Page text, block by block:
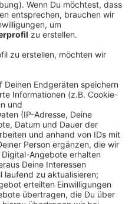
und was sich
dafür gibt es ab
Stadt hat ein Architektur-
zwei (so genannte)
Nachmittag ihre erste
von 16 bis 18 Uhr in
und soll einmal im
ist, dass alle vom Bau
Straßen und
werden sollen.